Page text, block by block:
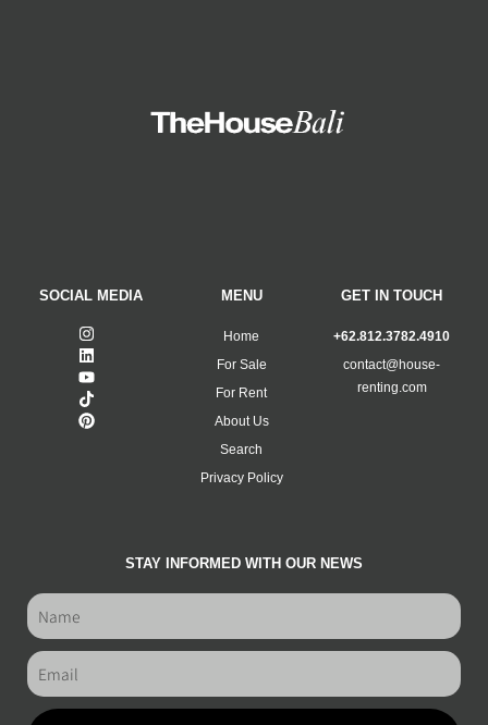
SOCIAL MEDIA MENU
Home
For Sale
For Rent
About Us
Search
Privacy Policy
GET IN TOUCH
+62.812.3782.4910
contact@house-
renting.com
STAY INFORMED WITH OUR NEWS